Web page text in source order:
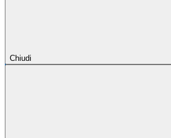
Chiudi